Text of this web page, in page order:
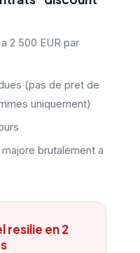
2 500 EUR par
(pas de pret de
uniquement)
brutalement a
resilie en 2